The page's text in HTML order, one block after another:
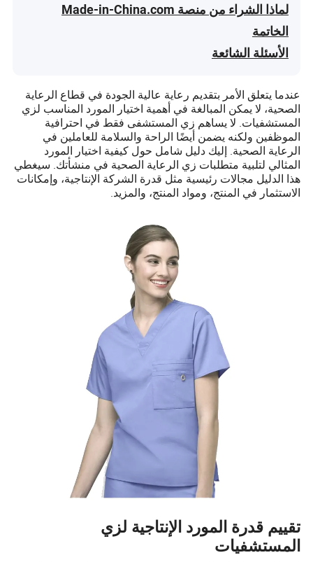
لماذا الشراء من منصة Made-in-China.com
الخاتمة
الأسئلة الشائعة
عندما يتعلق الأمر بتقديم رعاية عالية الجودة في قطاع الرعاية
الصحية، لا يمكن المبالغة في أهمية اختيار المورد المناسب لزي
المستشفيات. لا يساهم زي المستشفى فقط في احترافية
الموظفين ولكنه يضمن أيضًا الراحة والسلامة للعاملين في
الرعاية الصحية. إليك دليل شامل حول كيفية اختيار المورد
المثالي لتلبية متطلبات زي الرعاية الصحية في منشأتك. سيغطي
هذا الدليل مجالات رئيسية مثل قدرة الشركة الإنتاجية، وإمكانات
الاستثمار في المنتج، ومواد المنتج، والمزيد.
تقييم قدرة المورد الإنتاجية لزي
المستشفيات